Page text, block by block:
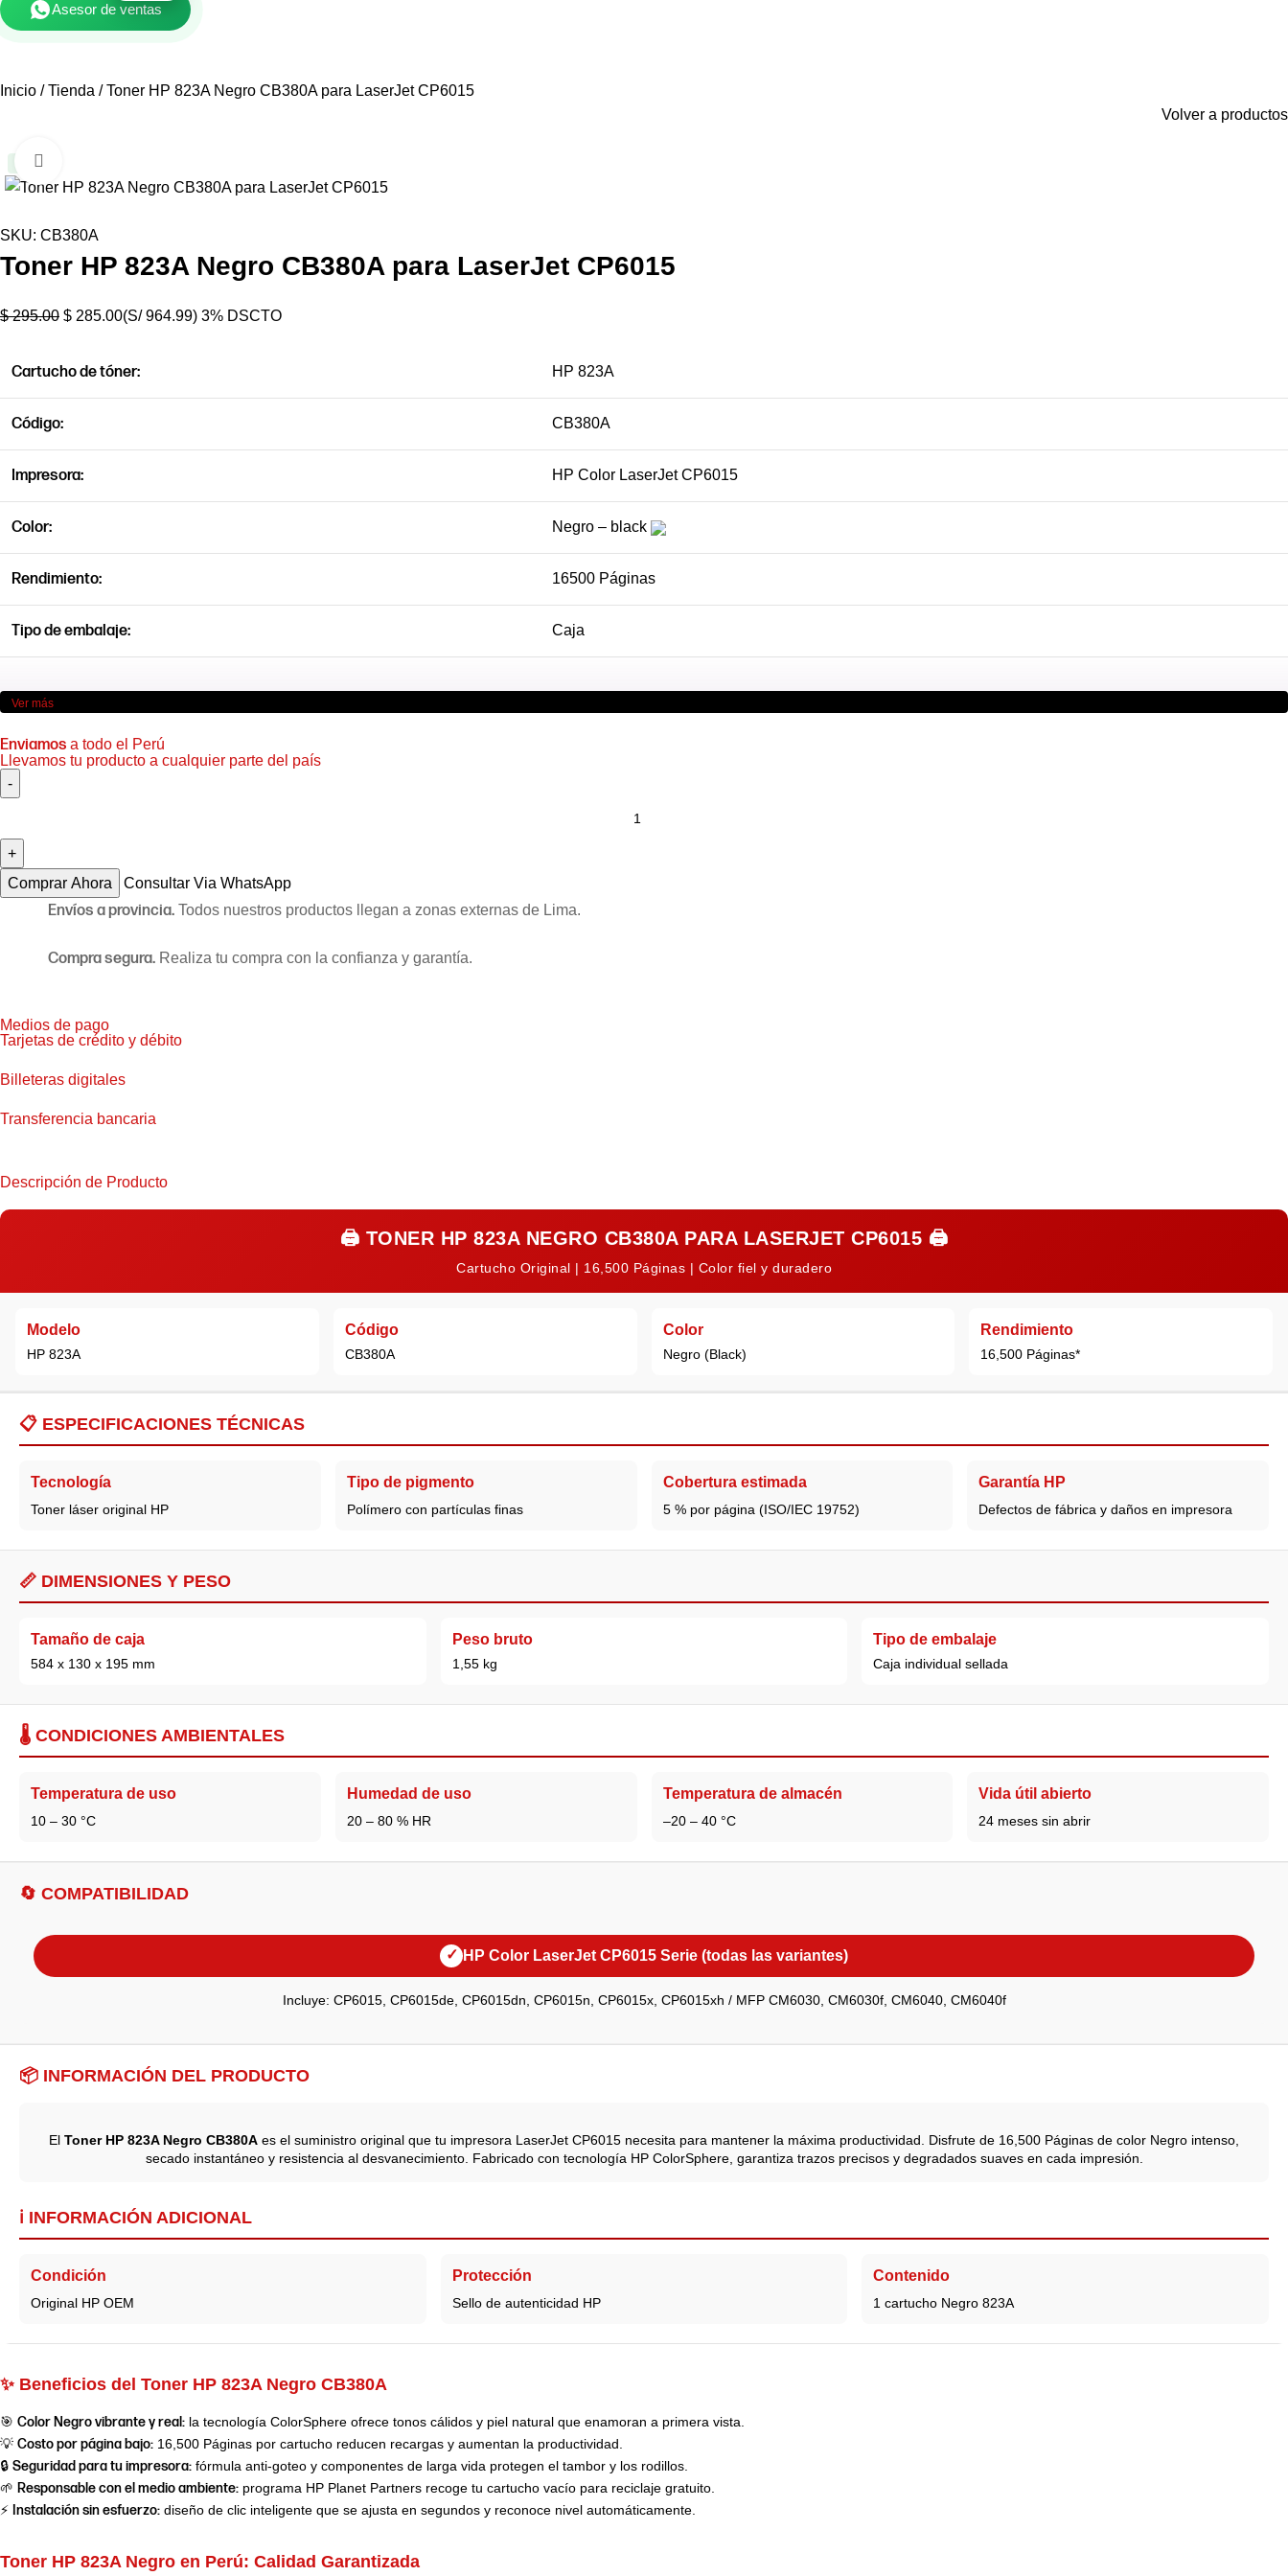
Asesor de ventas
Inicio Tienda
Toner HP 823A Negro CB380A para LaserJet CP6015
Volver a productos
SKU: CB380A
Toner HP 823A Negro CB380A para LaserJet CP6015
$295.00 $ 285.00(S/ 964.99) 3% DSCTO
Cartucho de tóner: HP 823A
Código: CB380A
Impresora: HP Color LaserJet CP6015
Color: Negro – black
Rendimiento: 16500 Páginas
Tipo de embalaje: Caja
Ver más
Enviamos a todo el Perú
Llevamos tu producto a cualquier parte del país
Comprar Ahora Consultar Via WhatsApp
Envíos a provincia. Todos nuestros productos llegan a zonas externas de Lima.
Compra segura. Realiza tu compra con la confianza y garantía.
Medios de pago
Tarjetas de crédito y débito
Billeteras digitales
Transferencia bancaria
Descripción de Producto
🖨️ TONER HP 823A NEGRO CB380A PARA LASERJET CP6015 🖨️
Cartucho Original | 16,500 Páginas | Color fiel y duradero
Modelo
HP 823A
Código
CB380A
Color
Negro (Black)
Rendimiento
16,500 Páginas*
📋 ESPECIFICACIONES TÉCNICAS
Tecnología
Toner láser original HP
Tipo de pigmento
Polímero con partículas finas
Cobertura estimada
5 % por página (ISO/IEC 19752)
Garantía HP
Defectos de fábrica y daños en impresora
📏 DIMENSIONES Y PESO
Tamaño de caja
584 x 130 x 195 mm
Peso bruto
1,55 kg
Tipo de embalaje
Caja individual sellada
🌡️ CONDICIONES AMBIENTALES
Temperatura de uso
10 – 30 °C
Humedad de uso
20 – 80 % HR
Temperatura de almacén
–20 – 40 °C
Vida útil abierto
24 meses sin abrir
🔄 COMPATIBILIDAD
✓ HP Color LaserJet CP6015 Serie (todas las variantes)
Incluye: CP6015, CP6015de, CP6015dn, CP6015n, CP6015x, CP6015xh / MFP CM6030, CM6030f, CM6040, CM6040f
📦 INFORMACIÓN DEL PRODUCTO
El Toner HP 823A Negro CB380A es el suministro original que tu impresora LaserJet CP6015 necesita para mantener la máxima productividad. Disfrute de 16,500 Páginas de color Negro intenso,
secado instantáneo y resistencia al desvanecimiento. Fabricado con tecnología HP ColorSphere, garantiza trazos precisos y degradados suaves en cada impresión.
ℹ️ INFORMACIÓN ADICIONAL
Condición
Original HP OEM
Protección
Sello de autenticidad HP
Contenido
1 cartucho Negro 823A
✨ Beneficios del Toner HP 823A Negro CB380A
🎯 Color Negro vibrante y real: la tecnología ColorSphere ofrece tonos cálidos y piel natural que enamoran a primera vista.
💡 Costo por página bajo: 16,500 Páginas por cartucho reducen recargas y aumentan la productividad.
🔒 Seguridad para tu impresora: fórmula anti-goteo y componentes de larga vida protegen el tambor y los rodillos.
🌱 Responsable con el medio ambiente: programa HP Planet Partners recoge tu cartucho vacío para reciclaje gratuito.
⚡ Instalación sin esfuerzo: diseño de clic inteligente que se ajusta en segundos y reconoce nivel automáticamente.
Toner HP 823A Negro en Perú: Calidad Garantizada